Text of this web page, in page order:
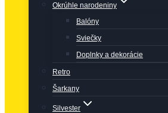
Okrúhle narodeniny
Balóny
Sviečky
Doplnky a dekorácie
Retro
Šarkany
Silvester